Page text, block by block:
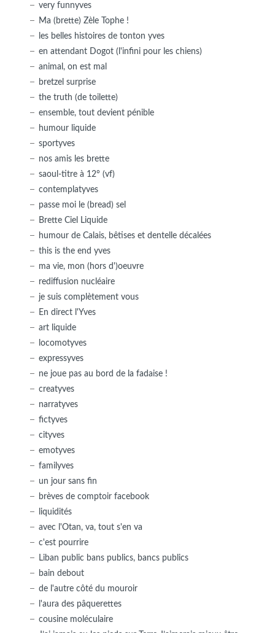
very funnyves
Ma (brette) Zèle Tophe !
les belles histoires de tonton yves
en attendant Dogot (l'infini pour les chiens)
animal, on est mal
bretzel surprise
the truth (de toilette)
ensemble, tout devient pénible
humour liquide
sportyves
nos amis les brette
saoul-titre à 12° (vf)
contemplatyves
passe moi le (bread) sel
Brette Ciel Liquide
humour de Calais, bêtises et dentelle décalées
this is the end yves
ma vie, mon (hors d')oeuvre
rediffusion nucléaire
je suis complètement vous
En direct l'Yves
art liquide
locomotyves
expressyves
ne joue pas au bord de la fadaise !
creatyves
narratyves
fictyves
cityves
emotyves
familyves
un jour sans fin
brèves de comptoir facebook
liquidités
avec l'Otan, va, tout s'en va
c'est pourrire
Liban public bans publics, bancs publics
bain debout
de l'autre côté du mouroir
l'aura des pâquerettes
cousine moléculaire